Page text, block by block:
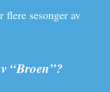
sesonger av
“Broen”?